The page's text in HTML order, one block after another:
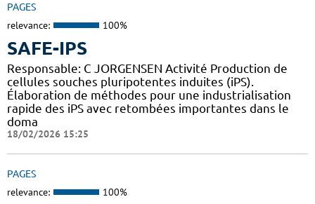
PAGES
relevance: 100%
SAFE-IPS
Responsable: C JORGENSEN Activité Production de
cellules souches pluripotentes induites (iPS).
Élaboration de méthodes pour une industrialisation
rapide des iPS avec retombées importantes dans le
doma
18/02/2026 15:25
PAGES
relevance: 100%